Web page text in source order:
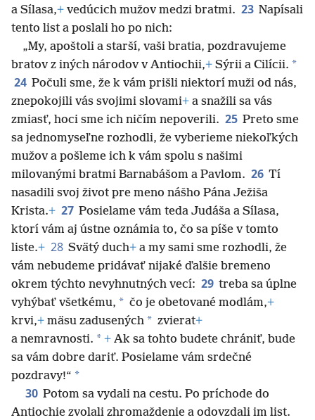
a Sílasa,+ vedúcich mužov medzi bratmi. 23 Napísali
tento list a poslali ho po nich:
„My, apoštoli a starší, vaši bratia, pozdravujeme
bratov z iných národov v Antiochii,+ Sýrii a Cilícii. *
24 Počuli sme, že k vám prišli niektorí muži od nás,
znepokojili vás svojimi slovami+ a snažili sa vás
zmiasť, hoci sme ich ničím nepoverili. 25 Preto sme
sa jednomyseľne rozhodli, že vyberieme niekoľkých
mužov a pošleme ich k vám spolu s našimi
milovanými bratmi Barnabášom a Pavlom. 26 Tí
nasadili svoj život pre meno nášho Pána Ježiša
Krista.+ 27 Posielame vám teda Judáša a Sílasa,
ktorí vám aj ústne oznámia to, čo sa píše v tomto
liste.+ 28 Svätý duch+ a my sami sme rozhodli, že
vám nebudeme pridávať nijaké ďalšie bremeno
okrem týchto nevyhnutných vecí: 29 treba sa úplne
vyhýbať všetkému, * čo je obetované modlám,+
krvi,+ mäsu zadusených * zvierat+
a nemravnosti. * + Ak sa tohto budete chrániť, bude
sa vám dobre dariť. Posielame vám srdečné
pozdravy!“ *
30 Potom sa vydali na cestu. Po príchode do
Antiochie zvolali zhromaždenie a odovzdali im list.